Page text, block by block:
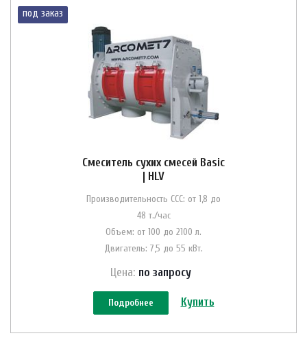
под заказ
Смеситель сухих смесей Basic
| HLV
Производительность ССС: от 1,8 до
48 т./час
Объем: от 100 до 2100 л.
Двигатель: 7,5 до 55 кВт.
Цена: по запросу
Подробнее Купить